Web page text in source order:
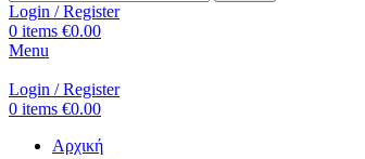
Login / Register
0 items €0.00
Menu
Login / Register
0 items €0.00
Αρχική